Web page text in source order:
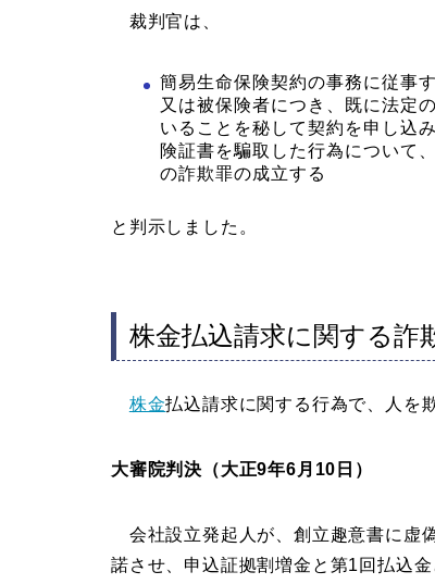
裁判官は、
簡易生命保険契約の事務に従事
又は被保険者につき、既に法定
いることを秘して契約を申し込
険証書を騙取した行為について
の詐欺罪の成立する
と判示しました。
株金払込請求に関する詐
株金払込請求に関する行為で、人を
大審院判決（大正9年6月10日）
会社設立発起人が、創立趣意書に虚
諾させ、申込証拠割増金と第1回払込